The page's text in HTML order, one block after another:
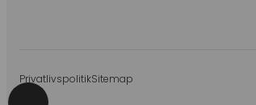
PrivatlivspolitikSitemap